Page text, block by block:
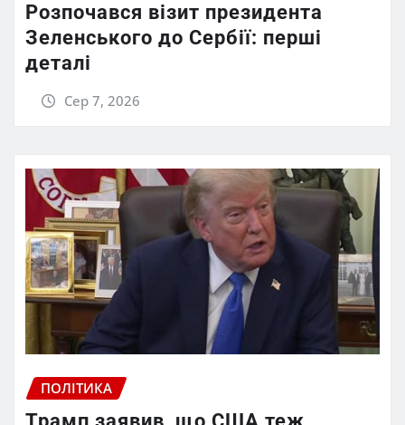
Розпочався візит президента
Зеленського до Сербії: перші
деталі
Сер 7, 2026
ПОЛІТИКА